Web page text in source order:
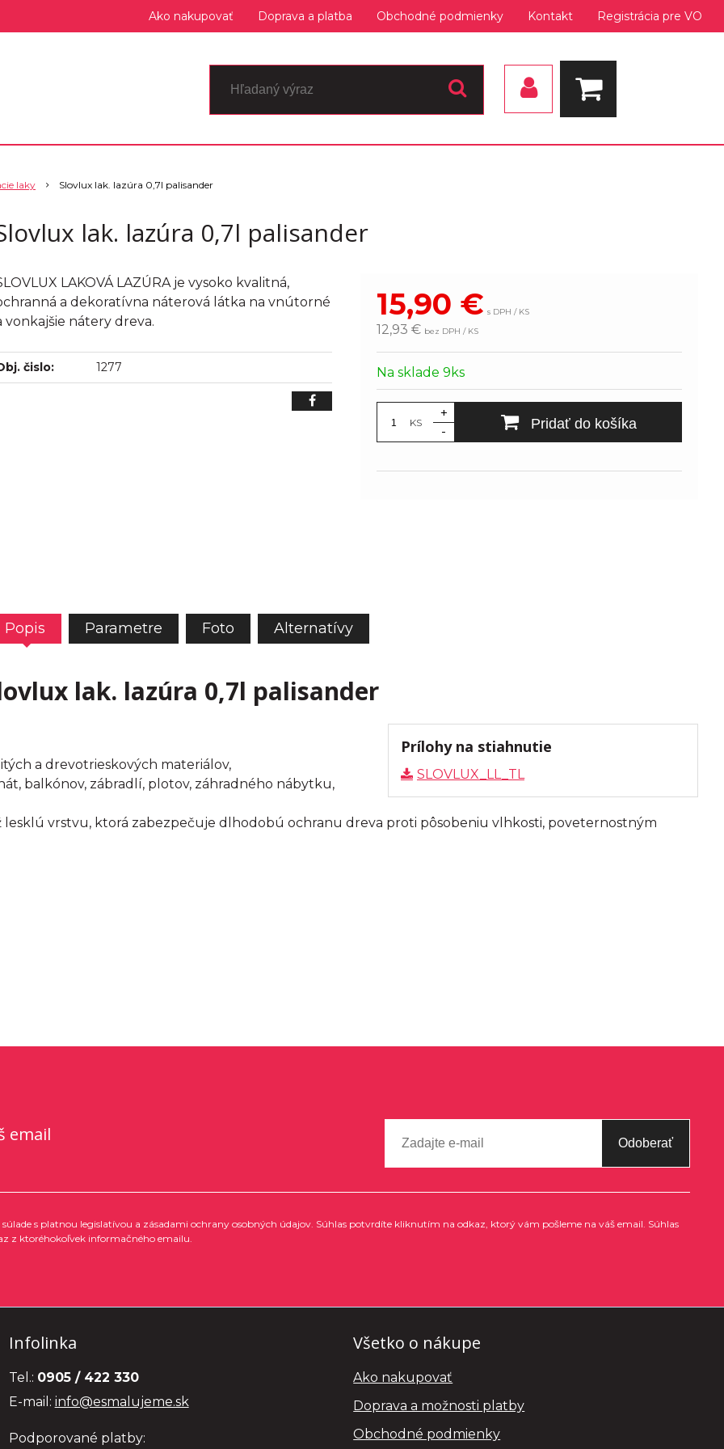
Ako nakupovať Doprava a platba Obchodné podmienky Kontakt Registrácia pre VO
laky Slovlux lak. lazúra 0,7l palisander
lak. lazúra 0,7l palisander
15,90 € s DPH / KS
12,93 € bez DPH / KS
Na sklade 9ks
KS
+
-
Pridať do košíka
LAKOVÁ LAZÚRA je vysoko kvalitná,
a dekoratívna náterová látka na vnútorné
vonkajšie nátery dreva.
čislo: 1277
Popis Parametre Foto Alternatívy
lak. lazúra 0,7l palisander
Prílohy na stiahnutie
SLOVLUX_LL_TL
a drevotrieskových materiálov,
balkónov, zábradlí, plotov, záhradného nábytku,
vrstvu, ktorá zabezpečuje dlhodobú ochranu dreva proti pôsobeniu vlhkosti, poveternostným
email Odoberať
s platnou legislatívou a zásadami ochrany osobných údajov. Súhlas potvrdíte kliknutím na odkaz, ktorý vám pošleme na váš email. Súhlas
z ktoréhokoľvek informačného emailu.
Infolinka
Tel.: 0905 / 422 330
E-mail: info@esmalujeme.sk
Podporované platby:
Všetko o nákupe
Ako nakupovať
Doprava a možnosti platby
Obchodné podmienky